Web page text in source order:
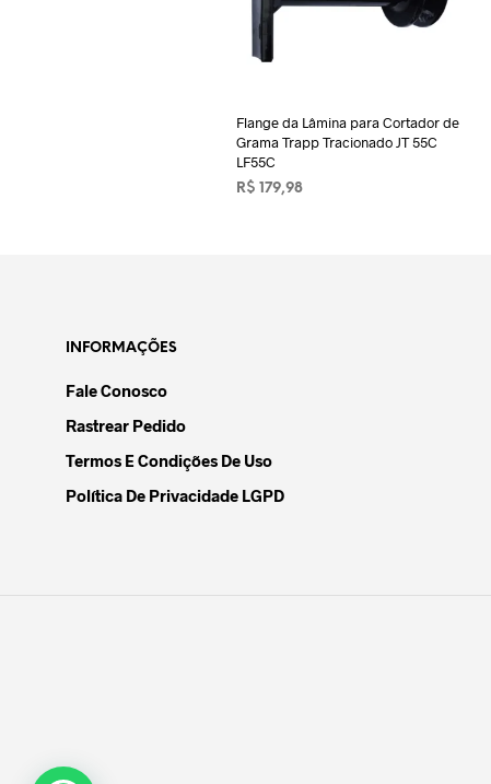
Flange da Lâmina para Cortador de
Grama Trapp Tracionado JT 55C
LF55C
R$ 179,98
INFORMAÇÕES
Fale Conosco
Rastrear Pedido
Termos E Condições De Uso
Política De Privacidade LGPD